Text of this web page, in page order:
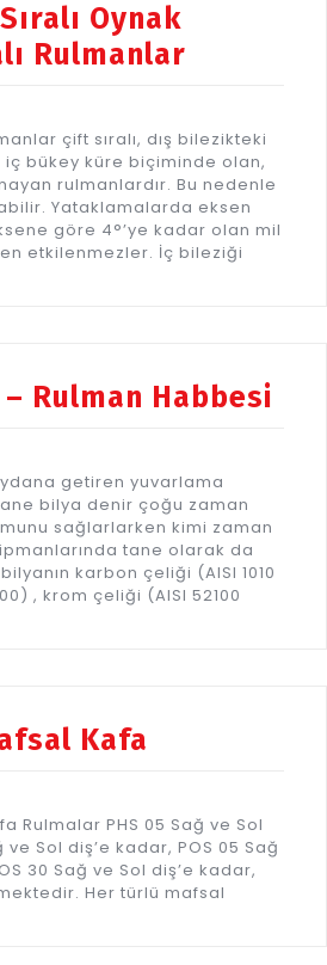
Oynak
Rulmanlar
çift sıralı, dış bilezikteki
bükey küre biçiminde olan,
rulmanlardır. Bu nedenle
Yataklamalarda eksen
göre 4°’ye kadar olan mil
etkilenmezler. İç bileziği
Rulman Habbesi
getiren yuvarlama
bilya denir çoğu zaman
sağlarlarken kimi zaman
tane olarak da
karbon çeliği (AISI 1010
, krom çeliği (AISI 52100
Kafa
Rulmalar PHS 05 Sağ ve Sol
ve Sol diş’e kadar, POS 05 Sağ
30 Sağ ve Sol diş’e kadar,
Her türlü mafsal